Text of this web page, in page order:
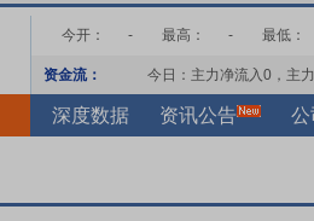
今开： - 最高： - 最低：
资金流： 今日：主力净流入0 ，主
深度数据 资讯公告 公